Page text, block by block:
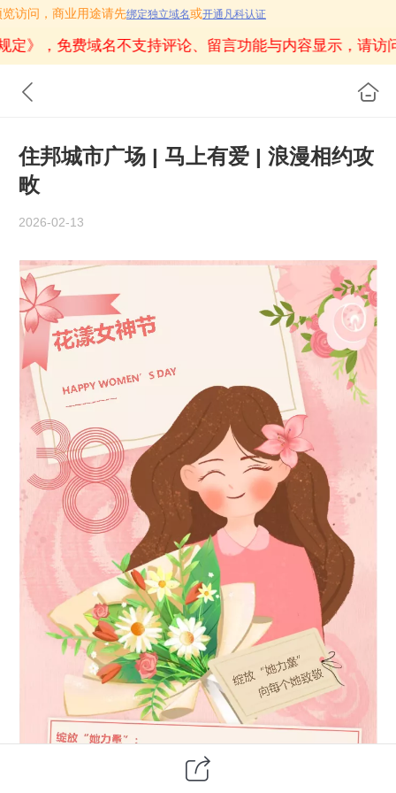
访问，商业用途请先绑定独立域名或开通凡科认证
定》 ，免费域名不支持评论、留言功能与内容显示，请访
住邦城市广场 | 马上有爱 | 浪漫相约攻
畋
2026-02-13